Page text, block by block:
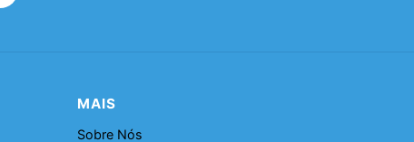
MAIS
Sobre Nós